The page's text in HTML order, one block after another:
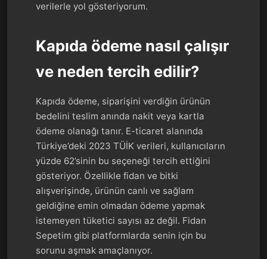
verilerle yol gösteriyorum.
Kapıda ödeme nasıl çalışır
ve neden tercih edilir?
Kapıda ödeme, siparişini verdiğin ürünün
bedelini teslim anında nakit veya kartla
ödeme olanağı tanır. E-ticaret alanında
Türkiye’deki 2023 TÜİK verileri, kullanıcıların
yüzde 62’sinin bu seçeneği tercih ettiğini
gösteriyor. Özellikle fidan ve bitki
alışverişinde, ürünün canlı ve sağlam
geldiğine emin olmadan ödeme yapmak
istemeyen tüketici sayısı az değil. Fidan
Sepetim gibi platformlarda senin için bu
sorunu aşmak amaçlanıyor.